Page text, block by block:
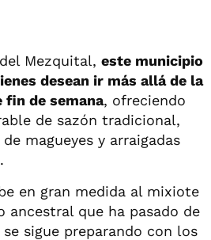
Mezquital, este municipio
desean ir más allá de la
fin de semana, ofreciendo
de sazón tradicional,
magueyes y arraigadas
en gran medida al mixiote
ancestral que ha pasado de
sigue preparando con los